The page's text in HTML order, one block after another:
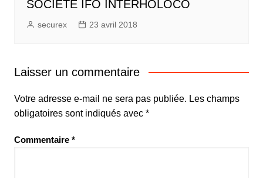
SOCIETE IFO INTERHOLOCO
securex 23 avril 2018
Laisser un commentaire
Votre adresse e-mail ne sera pas publiée. Les champs
obligatoires sont indiqués avec *
Commentaire *